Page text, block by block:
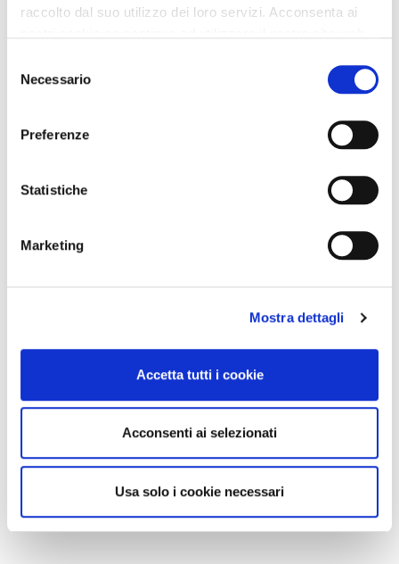
raccolto dal suo utilizzo dei loro servizi. Acconsenta ai
delNecessario
Preferenze
Statistiche
Marketing
Mostra dettagli
Accetta tutti i cookie
Acconsenti ai selezionati
Usa solo i cookie necessari